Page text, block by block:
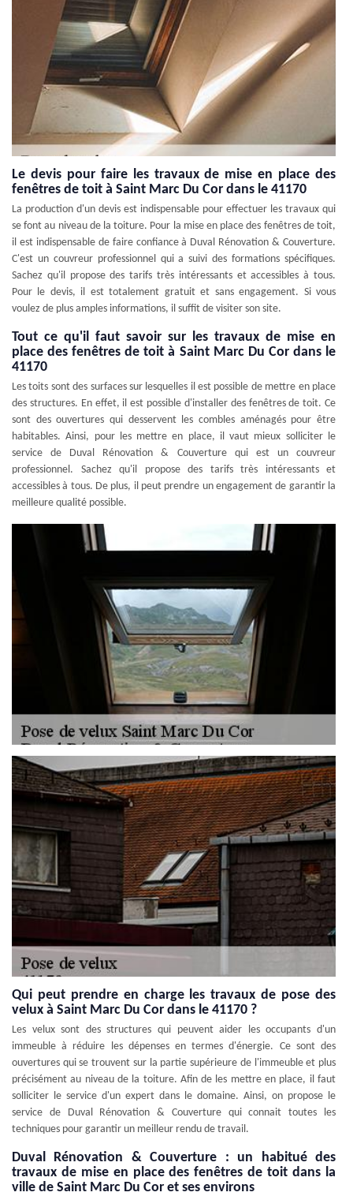
Le devis pour faire les travaux de mise en place des
fenêtres de toit à Saint Marc Du Cor dans le 41170
La production d'un devis est indispensable pour effectuer les travaux qui
se font au niveau de la toiture. Pour la mise en place des fenêtres de toit,
il est indispensable de faire confiance à Duval Rénovation & Couverture.
C'est un couvreur professionnel qui a suivi des formations spécifiques.
Sachez qu'il propose des tarifs très intéressants et accessibles à tous.
Pour le devis, il est totalement gratuit et sans engagement. Si vous
voulez de plus amples informations, il suffit de visiter son site.
Tout ce qu'il faut savoir sur les travaux de mise en
place des fenêtres de toit à Saint Marc Du Cor dans le
41170
Les toits sont des surfaces sur lesquelles il est possible de mettre en place
des structures. En effet, il est possible d'installer des fenêtres de toit. Ce
sont des ouvertures qui desservent les combles aménagés pour être
habitables. Ainsi, pour les mettre en place, il vaut mieux solliciter le
service de Duval Rénovation & Couverture qui est un couvreur
professionnel. Sachez qu'il propose des tarifs très intéressants et
accessibles à tous. De plus, il peut prendre un engagement de garantir la
meilleure qualité possible.
Qui peut prendre en charge les travaux de pose des
velux à Saint Marc Du Cor dans le 41170 ?
Les velux sont des structures qui peuvent aider les occupants d'un
immeuble à réduire les dépenses en termes d'énergie. Ce sont des
ouvertures qui se trouvent sur la partie supérieure de l'immeuble et plus
précisément au niveau de la toiture. Afin de les mettre en place, il faut
solliciter le service d'un expert dans le domaine. Ainsi, on propose le
service de Duval Rénovation & Couverture qui connait toutes les
techniques pour garantir un meilleur rendu de travail.
Duval Rénovation & Couverture : un habitué des
travaux de mise en place des fenêtres de toit dans la
ville de Saint Marc Du Cor et ses environs